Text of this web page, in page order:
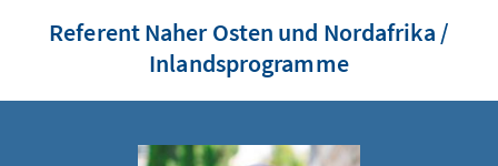
Referent Naher Osten und Nordafrika /
Inlandsprogramme